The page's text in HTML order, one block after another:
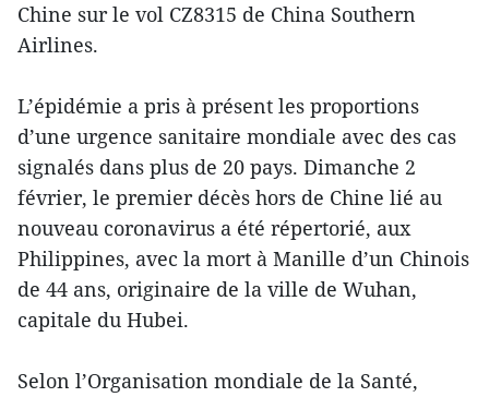
Chine sur le vol CZ8315 de China Southern
Airlines.
L’épidémie a pris à présent les proportions
d’une urgence sanitaire mondiale avec des cas
signalés dans plus de 20 pays. Dimanche 2
février, le premier décès hors de Chine lié au
nouveau coronavirus a été répertorié, aux
Philippines, avec la mort à Manille d’un Chinois
de 44 ans, originaire de la ville de Wuhan,
capitale du Hubei.
Selon l’Organisation mondiale de la Santé,